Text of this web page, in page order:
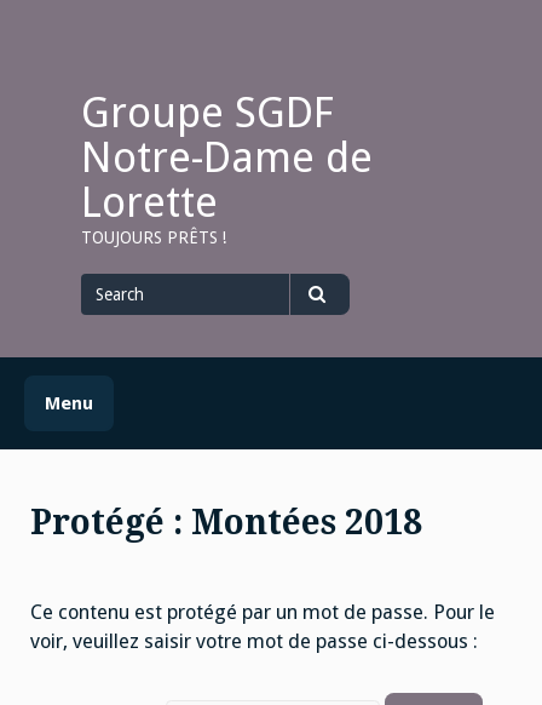
Groupe SGDF
Notre-Dame de
Lorette
TOUJOURS PRÊTS !
for
Menu
Protégé : Montées 2018
Ce contenu est protégé par un mot de passe. Pour le
voir, veuillez saisir votre mot de passe ci-dessous :